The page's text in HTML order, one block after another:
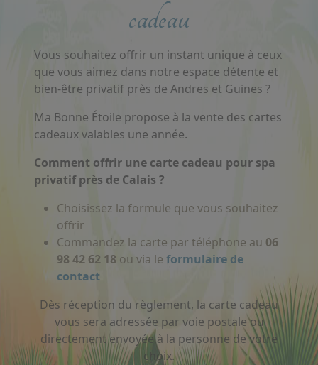
cadeau
Vous souhaitez offrir un instant unique à ceux
que vous aimez dans notre espace détente et
bien-être privatif près de Andres et Guines ?
Ma Bonne Étoile propose à la vente des cartes
cadeaux valables une année.
Comment offrir une carte cadeau pour spa
privatif près de Calais ?
Choisissez la formule que vous souhaitez
offrir
Commandez la carte par téléphone au 06
98 42 62 18 ou via le formulaire de
contact
Dès réception du règlement, la carte cadeau
vous sera adressée par voie postale ou
directement envoyée à la personne de votre
choix.